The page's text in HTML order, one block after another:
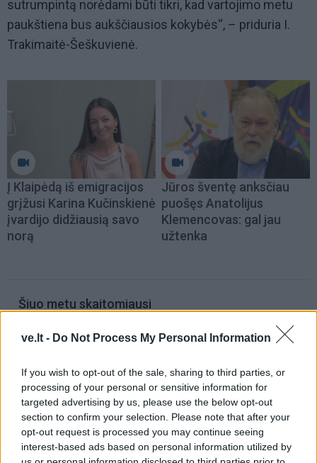
ve.lt - Do Not Process My Personal Information
If you wish to opt-out of the sale, sharing to third parties, or
processing of your personal or sensitive information for
targeted advertising by us, please use the below opt-out
section to confirm your selection. Please note that after your
opt-out request is processed you may continue seeing
interest-based ads based on personal information utilized by
sutrumpintą norėdami būti tikri, kad vartojimo metu
paukštiena bus aukščiausios kokybės“, – priduria I.
Trakimaitė-Šeškuvienė.
Į Klaipėdą iš emigracijos
grįžusi Karina Kučinskienė
įvardijo didžiausią savo
norą
Jūros šventę anksčiau
puošęs Anatolijus
Klemencovas: gal jau
užtenka
Šiuo metu skaitomiausi
Pelių ir žiurkių baubas: kas
nuodai
Taro kortų horoskopas rugpjūčio 7
dienai: Vandeniams – pasirinkimas,
Dvyniams – pagreitis